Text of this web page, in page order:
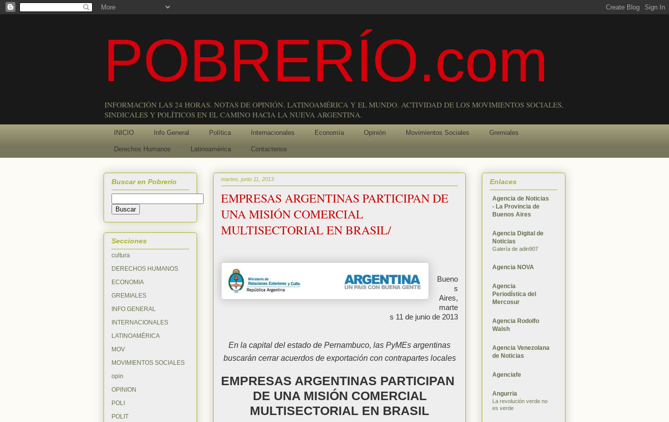
POBRERÍO.com
INFORMACIÓN LAS 24 HORAS. NOTAS DE OPINIÓN. LATINOAMÉRICA Y EL MUNDO. ACTIVIDAD DE LOS MOVIMIENTOS SOCIALES,
SINDICALES Y POLÍTICOS EN EL CAMINO HACIA LA NUEVA ARGENTINA.
INICIO Info General Política Internacionales Economía Opinión Movimientos Sociales Gremiales
Derechos Humanos Latinoamérica Contactenos
martes, junio 11, 2013
EMPRESAS ARGENTINAS PARTICIPAN DE
UNA MISIÓN COMERCIAL
MULTISECTORIAL EN BRASIL/
Bueno
s
Aires,
marte
s 11 de junio de 2013
En la capital del estado de Pernambuco, las PyMEs argentinas
buscarán cerrar acuerdos de exportación con contrapartes locales
EMPRESAS ARGENTINAS PARTICIPAN
DE UNA MISIÓN COMERCIAL
MULTISECTORIAL EN BRASIL
Buscar en Pobrerío
Secciones
cultura
DERECHOS HUMANOS
ECONOMIA
GREMIALES
INFO.GENERAL
INTERNACIONALES
LATINOAMÉRICA
MOV
MOVIMIENTOS SOCIALES
opin
OPINION
POLI
POLIT
Enlaces
Agencia de Noticias
- La Provincia de
Buenos Aires
Agencia Digital de
Noticias
Galería de adin907
Agencia NOVA
Agencia
Periodística del
Mercosur
Agencia Rodolfo
Walsh
Agencia Venezolana
de Noticias
Agenciafe
Angurria
La revolución verde no
es verde